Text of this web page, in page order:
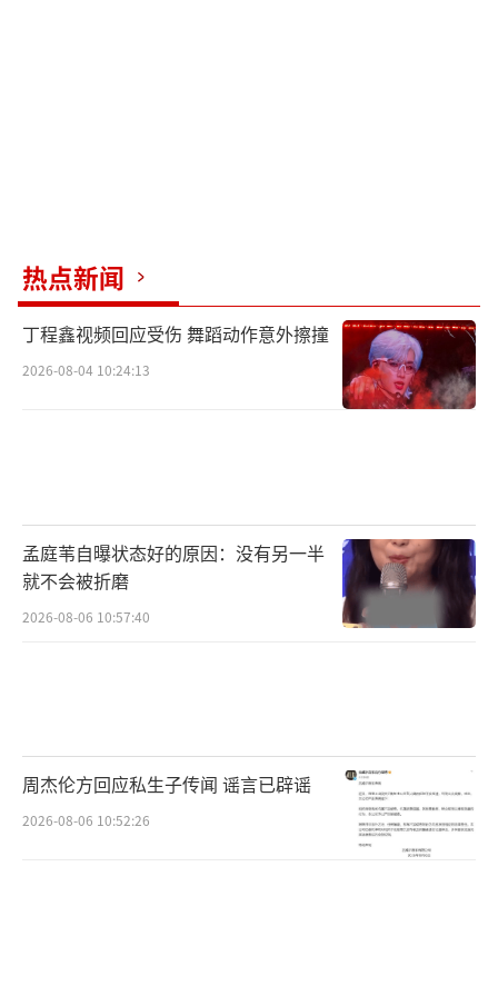
热点新闻
丁程鑫视频回应受伤 舞蹈动作意外擦撞
2026-08-04 10:24:13
孟庭苇自曝状态好的原因：没有另一半
就不会被折磨
2026-08-06 10:57:40
周杰伦方回应私生子传闻 谣言已辟谣
2026-08-06 10:52:26